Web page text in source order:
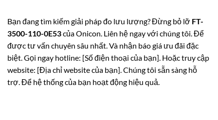
Bạn đang tìm kiếm giải pháp đo lưu lượng? Đừng bỏ lỡ FT-
3500-110-0E53của Onicon. Liên hệ ngay với chúng tôi. Để
được tư vấn chuyên sâu nhất. Và nhận báo giá ưu đãi đặc
biệt. Gọi ngay hotline: [Số điện thoại của bạn]. Hoặc truy cập
website: [Địa chỉ website của bạn]. Chúng tôi sẵn sàng hỗ
trợ. Để hệ thống của bạn hoạt động hiệu quả.